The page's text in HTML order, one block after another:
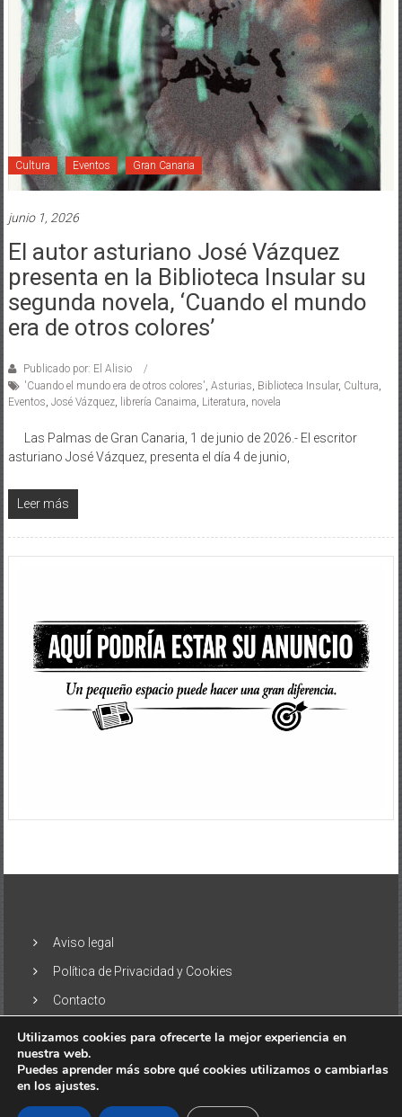
Cultura Eventos Gran Canaria
junio 1, 2026
El autor asturiano José Vázquez
presenta en la Biblioteca Insular su
segunda novela, ‘Cuando el mundo
era de otros colores’
Publicado por: El Alisio
'Cuando el mundo era de otros colores' Asturias Biblioteca Insular, Cultura
Eventos José Vázquez, librería Canaima Literatura novela
Las Palmas de Gran Canaria, 1 de junio de 2026.- El escritor
asturiano José Vázquez, presenta el día 4 de junio,
Leer más
Aviso legal
Política de Privacidad y Cookies
Contacto
Copyright © 2026
los derechos reservados. Tema:
ColorNews
Utilizamos cookies para ofrecerte la mejor experiencia en
nuestra web.
Puedes aprender más sobre qué cookies utilizamos o cambiarlas
en los ajustes.